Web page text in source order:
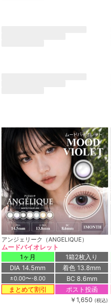
アンジェリーク（ANGELIQUE）
ムードバイオレット
1ヶ月
1箱2枚入り
DIA 14.5mm
着色 13.8mm
±0.00〜-8.00
BC 8.6mm
まとめて割引
ポスト投函
￥1,650 (税込)